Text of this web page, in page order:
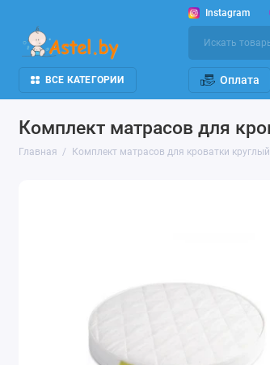
Instagram
ВСЕ КАТЕГОРИИ Оплата
Комплект матрасов для
Главная Комплект матрасов для кроватки